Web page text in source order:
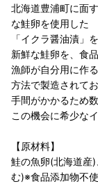
北海道豊浦町に面
な鮭卵を使用した
「イクラ醤油漬」
新鮮な鮭卵を、食
漁師が自分用に作
方法で製造されてお
手間がかかるため
この機会に希少な
【原材料】
鮭の魚卵(北海道産
む)※食品添加物不